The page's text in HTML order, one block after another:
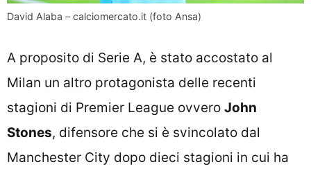
David Alaba – calciomercato.it (foto Ansa)
A proposito di Serie A, è stato accostato al
Milan un altro protagonista delle recenti
stagioni di Premier League ovvero John
Stones, difensore che si è svincolato dal
Manchester City dopo dieci stagioni in cui ha